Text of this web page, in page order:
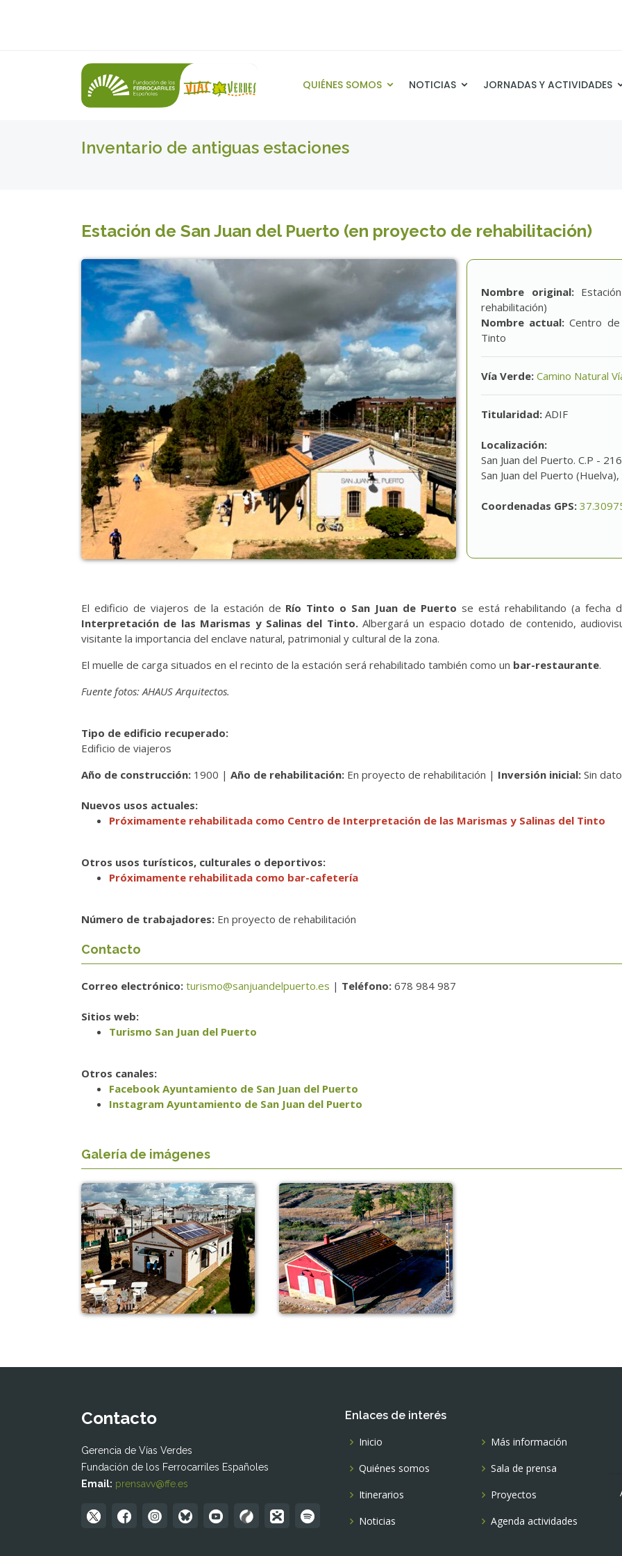
QUIÉNES SOMOS NOTICIAS JORNADAS Y ACTIVIDADES
Inventario de antiguas estaciones
Estación de San Juan del Puerto (en proyecto de rehabilitación)
Nombre original:
rehabilitación)
Nombre actual:Centro
Tinto
Vía Verde: Camino Natural
Titularidad: ADIF
Localización:
San Juan del Puerto. C.P -
San Juan del Puerto (Huelva),
Coordenadas GPS:
El edificio de viajeros de la estación de Río Tinto o San Juan de Puerto se está rehabilitando (a fecha
Interpretación de las Marismas y Salinas del Tinto.Albergará un espacio dotado de contenido,
visitante la importancia del enclave natural, patrimonial y cultural de la zona.
El muelle de carga situados en el recinto de la estación será rehabilitado también como un bar-restaurante.
Fuente fotos: AHAUS Arquitectos.
Tipo de edificio recuperado:
Edificio de viajeros
Año de construcción: 1900 | Año de rehabilitación: En proyecto de rehabilitación | Inversión inicial: Sin
Nuevos usos actuales:
Próximamente rehabilitada como Centro de Interpretación de las Marismas y Salinas del Tinto
Otros usos turísticos, culturales o deportivos:
Próximamente rehabilitada como bar-cafetería
Número de trabajadores: En proyecto de rehabilitación
Contacto
Correo electrónico: turismo@sanjuandelpuerto.es | Teléfono: 678 984 987
Sitios web:
Turismo San Juan del Puerto
Otros canales:
Facebook Ayuntamiento de San Juan del Puerto
Instagram Ayuntamiento de San Juan del Puerto
Galería de imágenes
Contacto
Gerencia de Vías Verdes
Fundación de los Ferrocarriles Españoles
Email: prensavv@ffe.es
Enlaces de interés
Inicio
Quiénes somos
Itinerarios
Noticias
Más información
Sala de prensa
Proyectos
Agenda actividades